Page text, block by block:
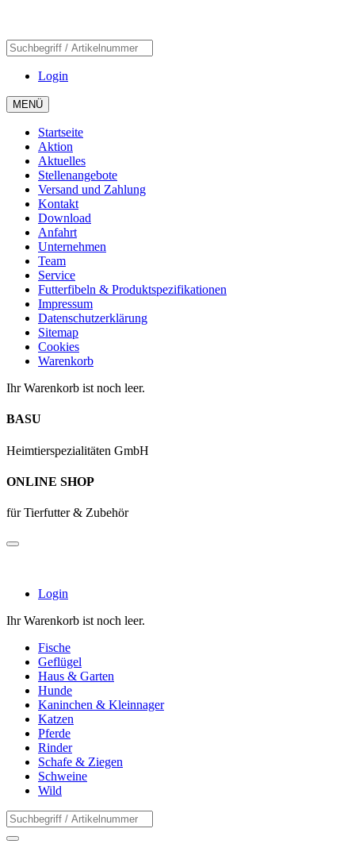
Login
MENÜ
Startseite
Aktion
Aktuelles
Stellenangebote
Versand und Zahlung
Kontakt
Download
Anfahrt
Unternehmen
Team
Service
Futterfibeln & Produktspezifikationen
Impressum
Datenschutzerklärung
Sitemap
Cookies
Warenkorb
Ihr Warenkorb ist noch leer.
BASU
Heimtierspezialitäten GmbH
ONLINE SHOP
für Tierfutter & Zubehör
Login
Ihr Warenkorb ist noch leer.
Fische
Geflügel
Haus & Garten
Hunde
Kaninchen & Kleinnager
Katzen
Pferde
Rinder
Schafe & Ziegen
Schweine
Wild